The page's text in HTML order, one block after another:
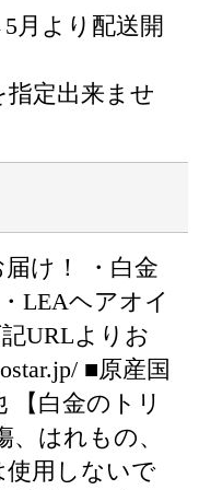
より配送開
定出来ませ
け！ ・白金
LEAヘアオイ
URLよりお
■原産国
白金のトリ
はれもの、
使用しないで